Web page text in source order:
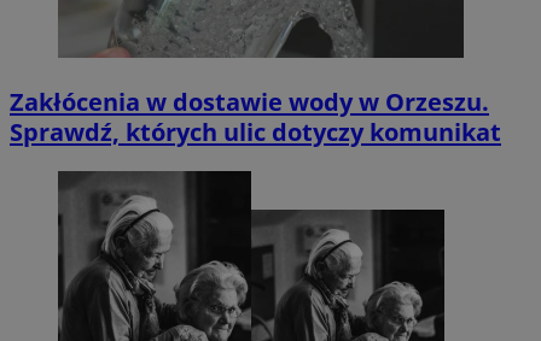
Zakłócenia w dostawie wody w Orzeszu.
Sprawdź, których ulic dotyczy komunikat